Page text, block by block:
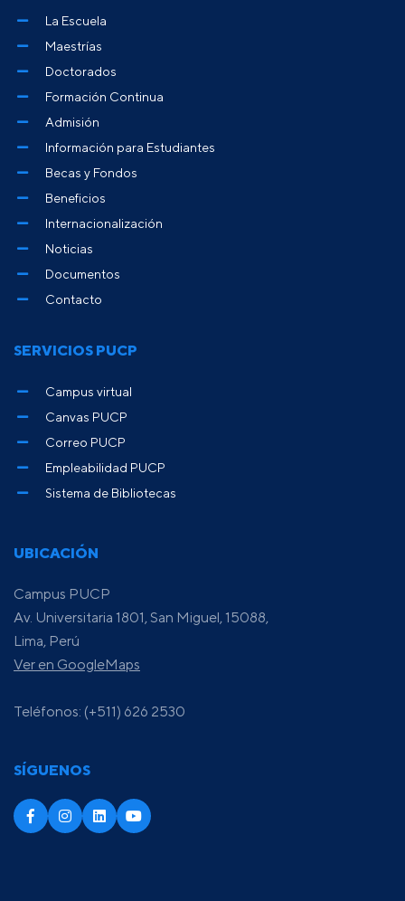
UBICACIÓN
Campus PUCP
Av. Universitaria 1801, San Miguel, 15088,
Lima, Perú
Ver en GoogleMaps
Teléfonos: (+511) 626 2530
SÍGUENOS
La Escuela
Maestrías
Doctorados
Formación Continua
Admisión
Información para Estudiantes
Becas y Fondos
Beneficios
Internacionalización
Noticias
Documentos
Contacto
SERVICIOS PUCP
Campus virtual
Canvas PUCP
Correo PUCP
Empleabilidad PUCP
Sistema de Bibliotecas